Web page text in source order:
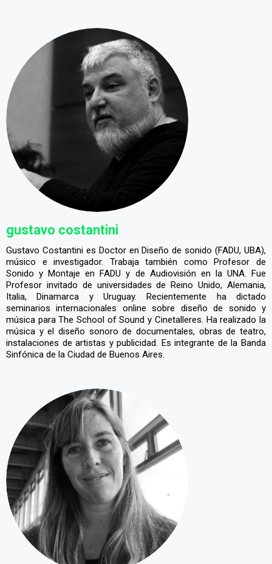
gustavo costantini
Gustavo Costantini es Doctor en Diseño de sonido (FADU, UBA),
músico e investigador. Trabaja también como Profesor de
Sonido y Montaje en FADU y de Audiovisión en la UNA. Fue
Profesor invitado de universidades de Reino Unido, Alemania,
Italia, Dinamarca y Uruguay. Recientemente ha dictado
seminarios internacionales online sobre diseño de sonido y
música para The School of Sound y Cinetalleres. Ha realizado la
música y el diseño sonoro de documentales, obras de teatro,
instalaciones de artistas y publicidad. Es integrante de la Banda
Sinfónica de la Ciudad de Buenos Aires.